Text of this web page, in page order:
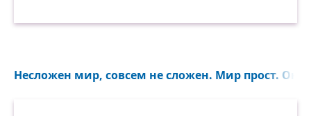
Несложен мир, совсем не сложен. Мир прост. Он